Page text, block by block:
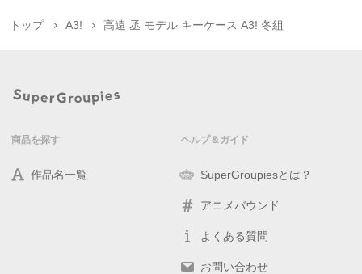
トップ A3! 高遠 丞 モデル キーケース A3! 冬組
商品を探す
作品名一覧
ヘルプ＆ガイド
SuperGroupiesとは？
アニメバウンド
よくある質問
お問い合わせ